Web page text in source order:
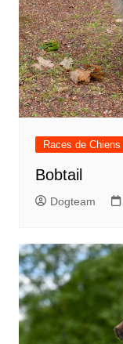
Races de Chiens
Bobtail
Dogteam